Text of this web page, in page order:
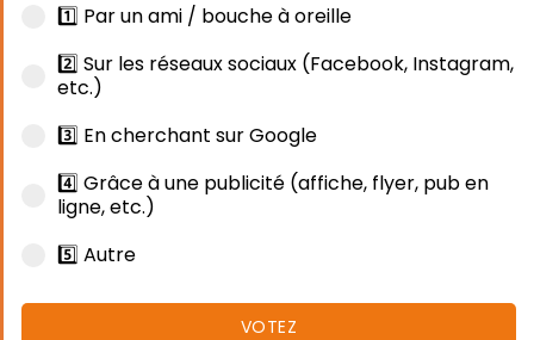
1️⃣ Par un ami / bouche à oreille
2️⃣ Sur les réseaux sociaux (Facebook, Instagram,
etc.)
3️⃣ En cherchant sur Google
4️⃣ Grâce à une publicité (affiche, flyer, pub en
ligne, etc.)
5️⃣ Autre
VOTEZ